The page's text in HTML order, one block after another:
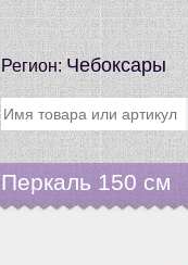
Регион:Чебоксары
Перкаль 150 см